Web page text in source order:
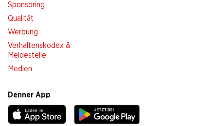
Sponsoring
Qualität
Werbung
Verhaltenskodex &
Meldestelle
Medien
Denner App